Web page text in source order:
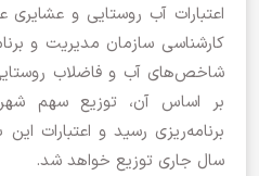
اعتبارات آب روستایی و عشایری
کارشناسی سازمان مدیریت و
شاخص‌های آب و فاضلاب
بر اساس آن، توزیع سهم
برنامه‌ریزی رسید و اعتبارات
سال جاری توزیع خواهد شد.